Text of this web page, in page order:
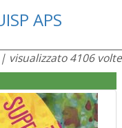
APS
visualizzato 4106 volte